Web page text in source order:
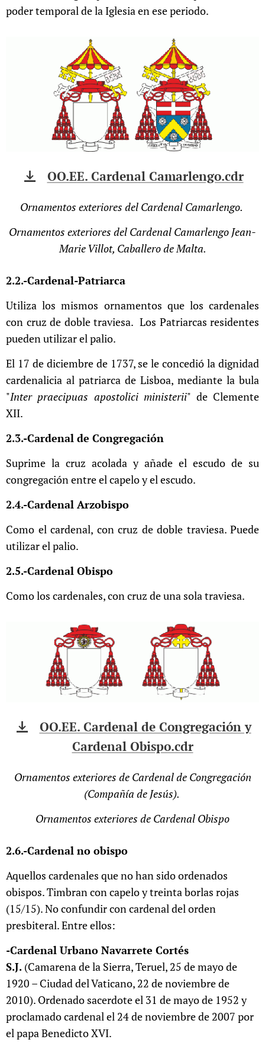
poder temporal de la Iglesia en ese periodo.
OO.EE. Cardenal Camarlengo.cdr
Ornamentos exteriores del Cardenal Camarlengo.
Ornamentos exteriores del Cardenal Camarlengo Jean-
Marie Villot, Caballero de Malta.
2.2.-Cardenal-Patriarca
Utiliza los mismos ornamentos que los cardenales
con cruz de doble traviesa. Los Patriarcas residentes
pueden utilizar el palio.
El 17 de diciembre de 1737, se le concedió la dignidad
cardenalicia al patriarca de Lisboa, mediante la bula
"Inter praecipuas apostolici ministerii" de Clemente
XII.
2.3.-Cardenal de Congregación
Suprime la cruz acolada y añade el escudo de su
congregación entre el capelo y el escudo.
2.4.-Cardenal Arzobispo
Como el cardenal, con cruz de doble traviesa. Puede
utilizar el palio.
2.5.-Cardenal Obispo
Como los cardenales, con cruz de una sola traviesa.
OO.EE. Cardenal de Congregación y
Cardenal Obispo.cdr
Ornamentos exteriores de Cardenal de Congregación
(Compañía de Jesús).
Ornamentos exteriores de Cardenal Obispo
2.6.-Cardenal no obispo
Aquellos cardenales que no han sido ordenados
obispos. Timbran con capelo y treinta borlas rojas
(15/15). No confundir con cardenal del orden
presbiteral. Entre ellos:
-Cardenal Urbano Navarrete Cortés
S.J. (Camarena de la Sierra, Teruel, 25 de mayo de
1920 – Ciudad del Vaticano, 22 de noviembre de
2010). Ordenado sacerdote el 31 de mayo de 1952 y
proclamado cardenal el 24 de noviembre de 2007 por
el papa Benedicto XVI.